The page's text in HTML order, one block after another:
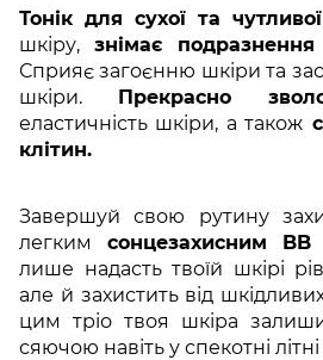
Тонік для сухої та
шкіру, знімає
Сприяє загоєнню шкіри та
шкіри. Прекрасно
еластичність шкіри, а також
клітин.
Завершуй свою рутину
легким
сонцезахисним
лише надасть твоїй шкірі
але й захистить від
цим тріо твоя шкіра
сяючою навіть у спекотні літні